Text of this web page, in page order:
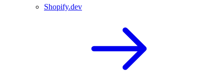
Shopify.dev